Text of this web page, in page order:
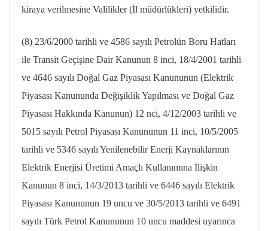
kiraya verilmesine Valilikler (İl müdürlükleri) yetkilidir.
(8) 23/6/2000 tarihli ve 4586 sayılı Petrolün Boru Hatları
ile Transit Geçişine Dair Kanunun 8 inci, 18/4/2001 tarihli
ve 4646 sayılı Doğal Gaz Piyasası Kanununun (Elektrik
Piyasası Kanununda Değişiklik Yapılması ve Doğal Gaz
Piyasası Hakkında Kanunun) 12 nci, 4/12/2003 tarihli ve
5015 sayılı Petrol Piyasası Kanununun 11 inci, 10/5/2005
tarihli ve 5346 sayılı Yenilenebilir Enerji Kaynaklarının
Elektrik Enerjisi Üretimi Amaçlı Kullanımına İlişkin
Kanunun 8 inci, 14/3/2013 tarihli ve 6446 sayılı Elektrik
Piyasası Kanununun 19 uncu ve 30/5/2013 tarihli ve 6491
sayılı Türk Petrol Kanununun 10 uncu maddesi uyarınca